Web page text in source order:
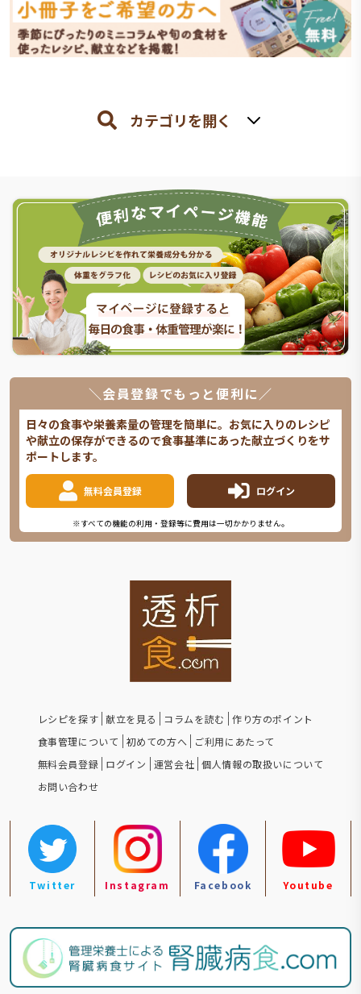
カテゴリを開く
＼会員登録でもっと便利に／
日々の食事や栄養素量の管理を簡単に。お気に入りのレシピ
や献立の保存ができるので食事基準にあった献立づくりをサ
ポートします。
無料会員登録 ログイン
※すべての機能の利用・登録等に費用は一切かかりません。
レシピを探す 献立を見る コラムを読む
作り方のポイント
食事管理について
初めての方へ
ご利用にあたって
無料会員登録 ログイン 運営会社 個人情報の取扱いについて
お問い合わせ
Twitter Instagram Facebook Youtube